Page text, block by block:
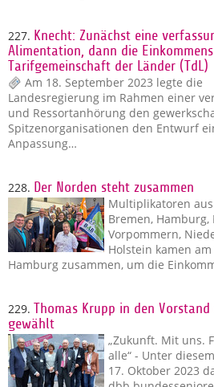
227. Knecht: Zunächst eine
Alimentation, dann die
Tarifgemeinschaft der Länder (TdL)
Am 18. September 2023 legte die
Landesregierung im Rahmen einer
und Ressortanhörung den
Spitzenorganisationen den Entwurf
Anpassung…
228. Der Norden steht zusammen
Multiplikatoren aus
Bremen,
Vorpommern,
Holstein kamen
Hamburg zusammen, um die
229. Thomas Krupp in den
gewählt
„Zukunft. Mit uns.
alle“ - Unter
17. Oktober 2023